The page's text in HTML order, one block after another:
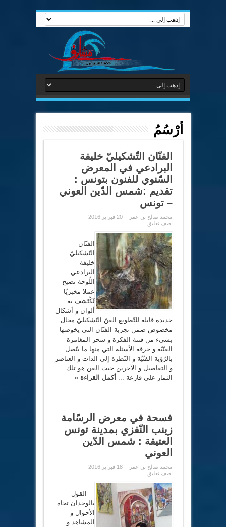
أَرْسُمُ
الفنّان التّشكيليّ خليفة
البرادعي في المعرض
السّنوي للفنون بتونس :
تقديم :شمس الدّين العوني
– تونس
محمد صالح بن عمر
20 فبراير,2016
اضف تعليق
الفنّان
التّشكيليّ
خليفة
البرادعي :
اللّوحة تصبح
عملا مخبريّا
تُكْتَشف به
ألوان و أشكال
جديدة قابلة للتّطويع الفنّ التّشكيليّ مجال
مخصوص ضمن تجربة الفنّان التي يخوضها
بشيء من فتنة الفكرة و سحر المغامرة
الفنّيّة و حرقة الأسئلة التي منها ما يتّصل
بالرّؤية الفنّيّة و النّظرة إلى الذات و العناصر
و التفاصيل و الآخرين حيث الفن هو تلك
الثمار على قارعة ... أكمل القراءة »
فسحة في معرض الرسّامة
زينب النّفزي بمدينة تونس
العتيقة : شمس الدّين
العوني
محمد صالح بن عمر
18 فبراير,2016
اضف تعليق
القول
بالوجدان تجاه
الأحوال و
المشاهد و